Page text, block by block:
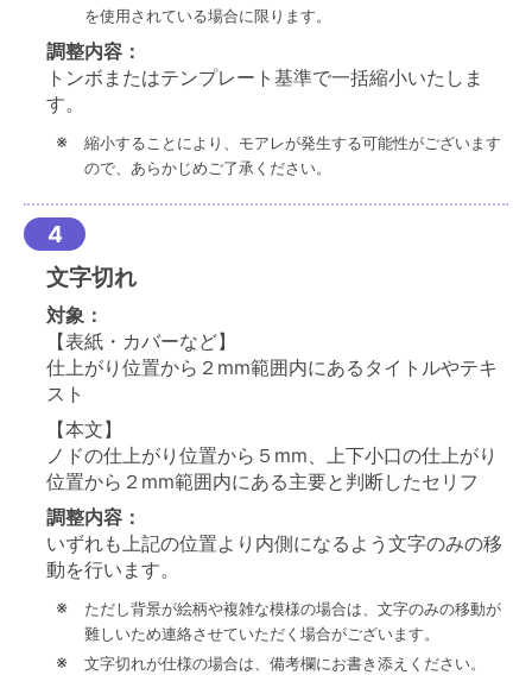
を使用されている場合に限ります。
調整内容：
トンボまたはテンプレート基準で一括縮小いたしま
す。
縮小することにより、モアレが発生する可能性がございます
ので、あらかじめご了承ください。
文字切れ
対象：
【表紙・カバーなど】
仕上がり位置から２mm範囲内にあるタイトルやテキ
スト
【本文】
ノドの仕上がり位置から５mm、上下小口の仕上がり
位置から２mm範囲内にある主要と判断したセリフ
調整内容：
いずれも上記の位置より内側になるよう文字のみの移
動を行います。
ただし背景が絵柄や複雑な模様の場合は、文字のみの移動が
難しいため連絡させていただく場合がございます。
文字切れが仕様の場合は、備考欄にお書き添えください。